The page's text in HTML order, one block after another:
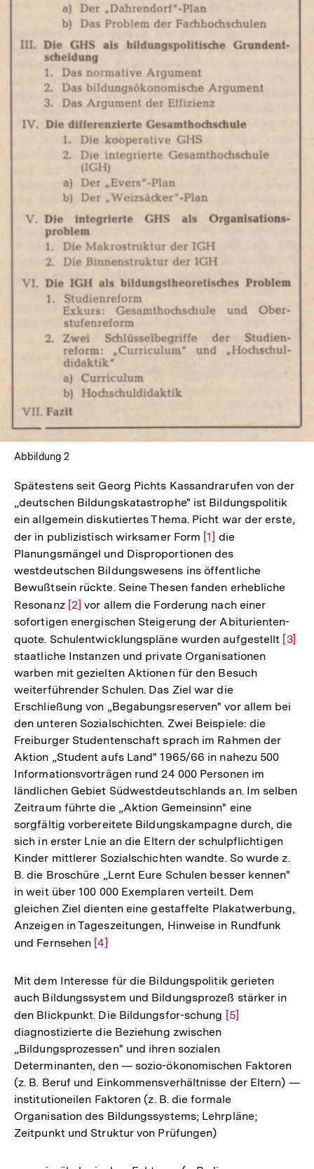
In
Lightbox
öffnen
Abbildung 2
Spätestens seit Georg Pichts Kassandrarufen von der
„deutschen Bildungskatastrophe" ist Bildungspolitik
ein allgemein diskutiertes Thema. Picht war der erste,
der in publizistisch wirksamer Form Zur
Auflösung
der
Fußnote
[1] die
Planungsmängel und Disproportionen des
westdeutschen Bildungswesens ins öffentliche
Bewußtsein rückte. Seine Thesen fanden erhebliche
Resonanz Zur
Auflösung
der
Fußnote
[2] vor allem die Forderung nach einer
sofortigen energischen Steigerung der Abiturienten-
quote. Schulentwicklungspläne wurden aufgestellt Zur
[3]
staatliche Instanzen und private Organisationen
warben mit gezielten Aktionen für den Besuch
weiterführender Schulen. Das Ziel war die
Erschließung von „Begabungsreserven" vor allem bei
den unteren Sozialschichten. Zwei Beispiele: die
Freiburger Studentenschaft sprach im Rahmen der
Aktion „Student aufs Land" 1965/66 in nahezu 500
Informationsvorträgen rund 24 000 Personen im
ländlichen Gebiet Südwestdeutschlands an. Im selben
Zeitraum führte die „Aktion Gemeinsinn" eine
sorgfältig vorbereitete Bildungskampagne durch, die
sich in erster Lnie an die Eltern der schulpflichtigen
Kinder mittlerer Sozialschichten wandte. So wurde z.
B. die Broschüre „Lernt Eure Schulen besser kennen"
in weit über 100 000 Exemplaren verteilt. Dem
gleichen Ziel dienten eine gestaffelte Plakatwerbung,
Anzeigen in Tageszeitungen, Hinweise in Rundfunk
und Fernsehen Zur
der
Fußnote
[4]
Mit dem Interesse für die Bildungspolitik gerieten
auch Bildungssystem und Bildungsprozeß stärker in
den Blickpunkt. Die Bildungsfor-schung Zur
Fußnote
[5]
diagnostizierte die Beziehung zwischen
„Bildungsprozessen" und ihren sozialen
Determinanten, den — sozio-ökonomischen Faktoren
(z. B. Beruf und Einkommensverhältnisse der Eltern) —
institutioneilen Faktoren (z. B. die formale
Organisation des Bildungssystems; Lehrpläne;
Zeitpunkt und Struktur von Prüfungen)